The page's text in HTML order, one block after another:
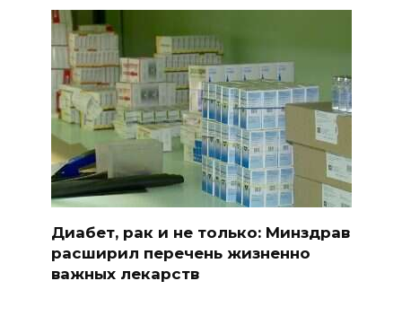
Диабет, рак и не только: Минздрав
расширил перечень жизненно
важных лекарств